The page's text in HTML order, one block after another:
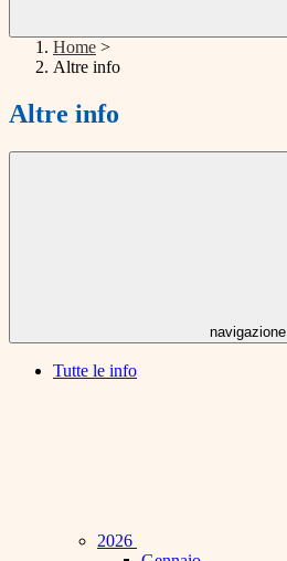
Home >
Altre info
Altre info
navigazione
Tutte le info
2026